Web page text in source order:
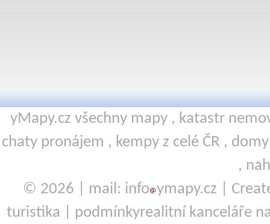
yMapy.cz všechny mapy , katastr
chaty pronájem , kempyz celé ČR ,
,
© 2026 | mail: info ymapy.cz |
turistika
podmínkyrealitní kanceláře